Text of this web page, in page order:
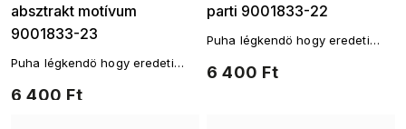
absztrakt motívum
9001833-23
6 400 Ft
Puha légkendö hogy eredeti
fürdőruha felett.
parti 9001833-22
6 400 Ft
Puha légkendö hogy eredeti
fürdőruha felett.